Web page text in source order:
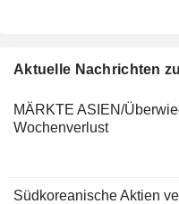
Aktuelle Nachrichten
MÄRKTE ASIEN/
Wochenverlust
Südkoreanische Aktien